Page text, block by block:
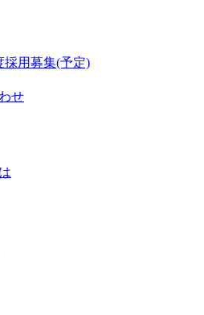
採用募集(予定)
せ